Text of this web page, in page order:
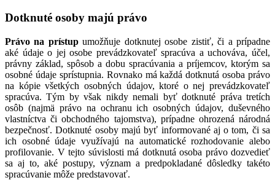
Dotknuté osoby majú právo
Právo na prístupumožňuje dotknutej osobe zistiť, či a prípadne
aké údaje o jej osobe prevádzkovateľ spracúva a uchováva, účel,
právny základ, spôsob a dobu spracúvania a príjemcov, ktorým sa
osobné údaje sprístupnia. Rovnako má každá dotknutá osoba právo
na kópie všetkých osobných údajov, ktoré o nej prevádzkovateľ
spracúva. Tým by však nikdy nemali byť dotknuté práva tretích
osôb (najmä právo na ochranu ich osobných údajov, duševného
vlastníctva či obchodného tajomstva), prípadne ohrozená národná
bezpečnosť. Dotknuté osoby majú byť informované aj o tom, či sa
ich osobné údaje využívajú na automatické rozhodovanie alebo
profilovanie. V tejto súvislosti má dotknutá osoba právo dozvedieť
sa aj to, aké postupy, význam a predpokladané dôsledky takéto
spracúvanie môže predstavovať.